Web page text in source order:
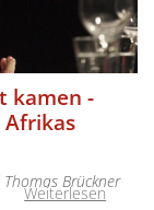
kamen -
Afrikas
Brückner
Weiterlesen